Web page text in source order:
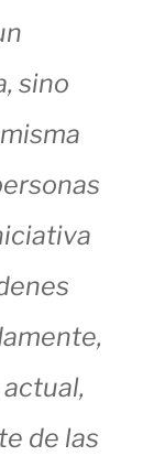
sino
de las